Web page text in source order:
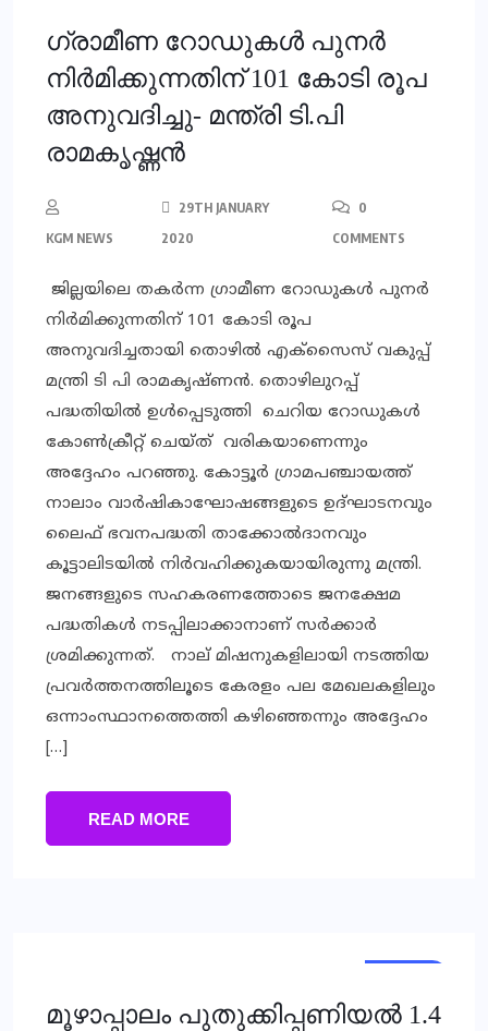
ഗ്രാമീണ റോഡുകൾ പുനർ
നിർമിക്കുന്നതിന് 101 കോടി രൂപ
അനുവദിച്ചു- മന്ത്രി ടി.പി
രാമകൃഷ്ണൻ
KGM NEWS
29TH JANUARY
2020
0
COMMENTS
ജില്ലയിലെ തകർന്ന ഗ്രാമീണ റോഡുകൾ പുനർ
നിർമിക്കുന്നതിന് 101 കോടി രൂപ
അനുവദിച്ചതായി തൊഴിൽ എക്സൈസ് വകുപ്പ്
മന്ത്രി ടി പി രാമകൃഷ്ണൻ. തൊഴിലുറപ്പ്
പദ്ധതിയിൽ ഉൾപ്പെടുത്തി ചെറിയ റോഡുകൾ
കോൺക്രീറ്റ് ചെയ്ത് വരികയാണെന്നും
അദ്ദേഹം പറഞ്ഞു. കോട്ടൂർ ഗ്രാമപഞ്ചായത്ത്
നാലാം വാർഷികാഘോഷങ്ങളുടെ ഉദ്ഘാടനവും
ലൈഫ് ഭവനപദ്ധതി താക്കോൽദാനവും
കൂട്ടാലിടയിൽ നിർവഹിക്കുകയായിരുന്നു മന്ത്രി.
ജനങ്ങളുടെ സഹകരണത്തോടെ ജനക്ഷേമ
പദ്ധതികൾ നടപ്പിലാക്കാനാണ് സർക്കാർ
ശ്രമിക്കുന്നത്. നാല് മിഷനുകളിലായി നടത്തിയ
പ്രവർത്തനത്തിലൂടെ കേരളം പല മേഖലകളിലും
ഒന്നാംസ്ഥാനത്തെത്തി കഴിഞ്ഞെന്നും അദ്ദേഹം
[…]
READ MORE
മൂഴാപ്പാലം പുതുക്കിപ്പണിയല്‍ 1.4